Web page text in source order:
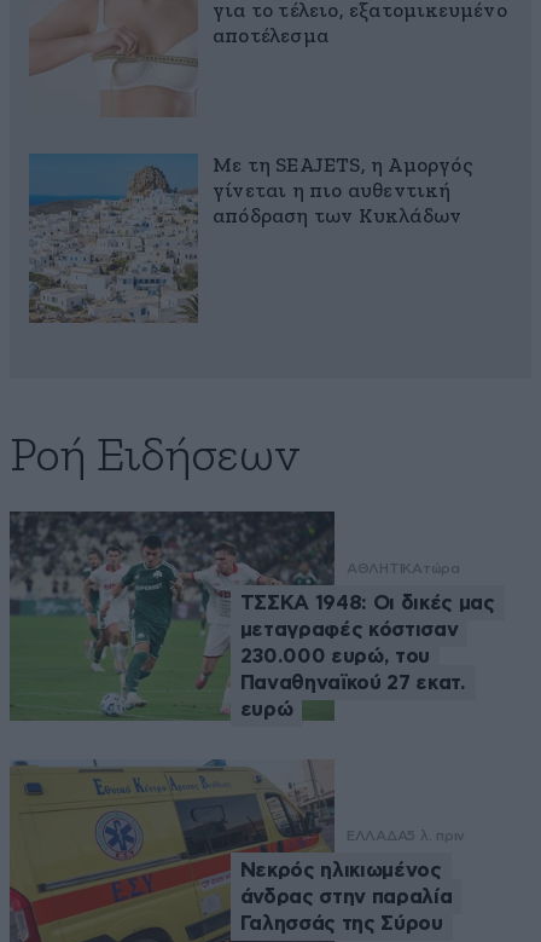
για το τέλειο, εξατομικευμένο
αποτέλεσμα
Με τη SEAJETS, η Αμοργός
γίνεται η πιο αυθεντική
απόδραση των Κυκλάδων
Ροή Ειδήσεων
ΑΘΛΗΤΙΚΑτώρα
ΤΣΣΚΑ 1948: Οι δικές μας
μεταγραφές κόστισαν
230.000 ευρώ, του
Παναθηναϊκού 27 εκατ.
ευρώ
ΕΛΛΑΔΑ5 λ. πριν
Νεκρός ηλικιωμένος
άνδρας στην παραλία
Γαλησσάς της Σύρου